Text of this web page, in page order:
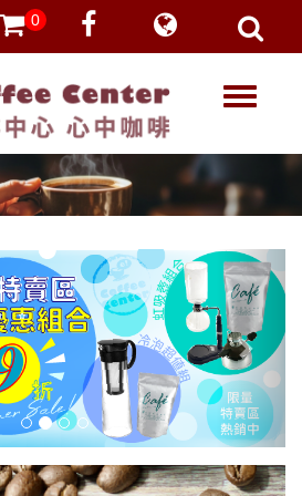
0
T
l
e
a
v
i
g
a
t
i
o
n